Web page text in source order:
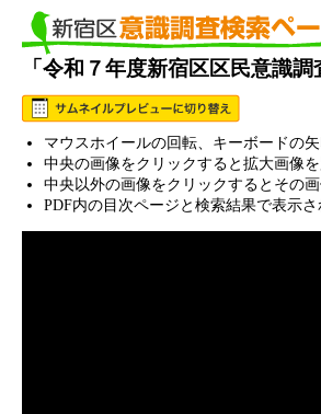
「令和７年度新宿区区民意識
マウスホイールの回転、キーボードの
中央の画像をクリックすると拡大画像
中央以外の画像をクリックするとその
PDF内の目次ページと検索結果で表示